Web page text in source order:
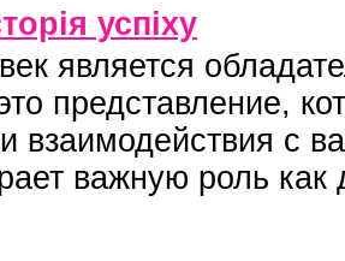
успіху
является
представление,
взаимодействия с
важную роль